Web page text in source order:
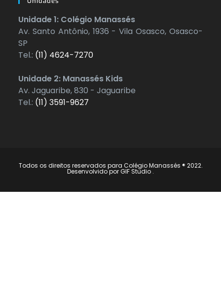
Unidade 1: Colégio Manassés
Av. Santo Antônio, 1936 - Vila Osasco, Osasco-
SP
Tel.: (11) 4624-7270
Unidade 2: Manassés Kids
Av. Jaguaribe, 830 - Jaguaribe
Tel.: (11) 3591-9627
Todos os direitos reservados para Colégio Manassés ® 2022.
Desenvolvido porGIF Studio .